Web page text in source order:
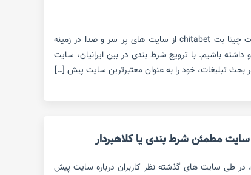
در این مقاله قصد داریم بررسی روی سایت چیتا بت chitabet از سایت های پر سر و صدا در زمینه
داشته باشیم. با ترویج شرط بندی در بین ایرانیان، سایت
بحث تبلیغات، خود را به عنوان معتبرترین سایت پیش […]
طی سایت های گذشته نظر کاربران درباره سایت پیش